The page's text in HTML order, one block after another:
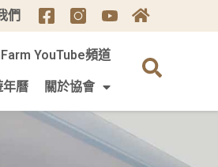
們
YouTube頻道
年曆 關於協會